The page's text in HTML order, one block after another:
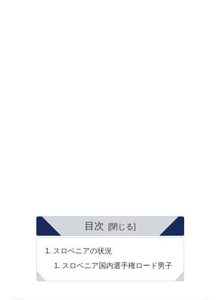
目次
スロベニアの状況
スロベニア国内選手権ロード男子